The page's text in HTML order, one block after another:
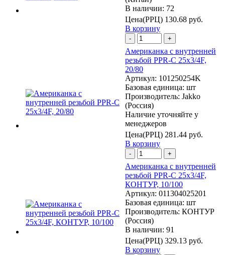
В наличии: 72
Цена(РРЦ) 130.68 руб.
В корзину
- +
Американка с внутренней
резьбой PPR-C 25х3/4F,
20/80
Артикул: 101250254K
Базовая единица: шт
Производитель: Jakko
(Россия)
Наличие уточняйте у
менеджеров
Цена(РРЦ) 281.44 руб.
В корзину
- +
Американка с внутренней
резьбой PPR-C 25х3/4F,
КОНТУР, 10/100
Артикул: 011304025201
Базовая единица: шт
Производитель: КОНТУР
(Россия)
В наличии: 91
Цена(РРЦ) 329.13 руб.
В корзину